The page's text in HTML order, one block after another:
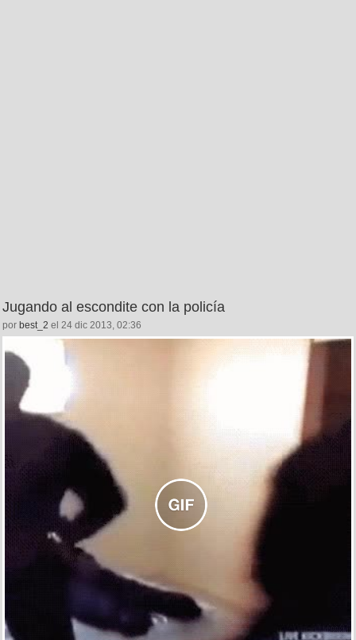
Jugando al escondite con la policía
por best_2 el 24 dic 2013, 02:36